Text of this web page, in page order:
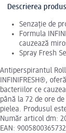
Descrierea
Senzație de
Formula
cauzează
Spray Fresh
Antiperspirantul
INFINIFRESH®,
bacteriilor ce
până la 72 de ore
pielea. Produsul
Număr articol dm:
EAN: 9005800365732